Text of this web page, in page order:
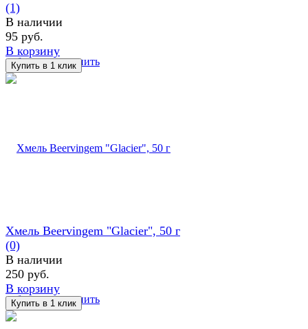
избранное сравнить
(1)
В наличии
95 руб.
В корзину
избранное сравнить
Хмель Beervingem "Glacier", 50 г
(0)
В наличии
250 руб.
В корзину